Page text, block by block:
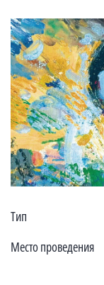
Тип
Место проведения